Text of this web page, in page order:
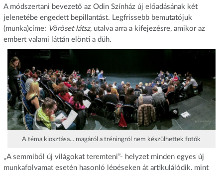
A módszertani bevezető az Odin Színház új előadásának két
jelenetébe engedett bepillantást. Legfrissebb bemutatójuk
(munka)címe: Vöröset látsz, utalva arra a kifejezésre, amikor az
embert valami láttán elönti a düh.
A téma kiosztása... magáról a tréningról nem készülhettek fotók
„A semmiből új világokat teremteni”- helyzet minden egyes új
munkafolyamat esetén hasonló lépéseken át artikulálódik, mint